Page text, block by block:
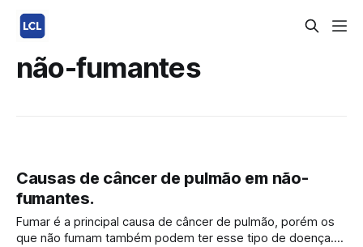
não-fumantes
Causas de câncer de pulmão em não-
fumantes.
Fumar é a principal causa de câncer de pulmão, porém os
que não fumam também podem ter esse tipo de doença.